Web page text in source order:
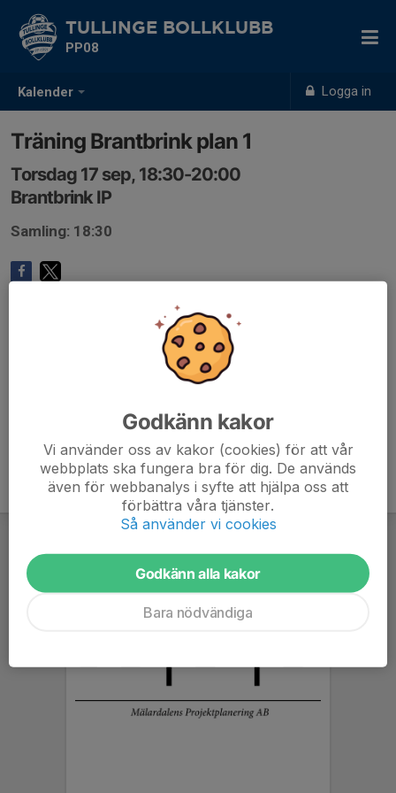
Kalender Logga in
TULLINGE BOLLKLUBB
PP08
Träning Brantbrink plan 1
Torsdag 17 sep, 18:30-20:00
Brantbrink IP
Samling: 18:30
Godkänn kakor
Vi använder oss av kakor (cookies) för att vår
webbplats ska fungera bra för dig. De används
även för webbanalys i syfte att hjälpa oss att
förbättra våra tjänster.
Så använder vi cookies
Godkänn alla kakor
Bara nödvändiga